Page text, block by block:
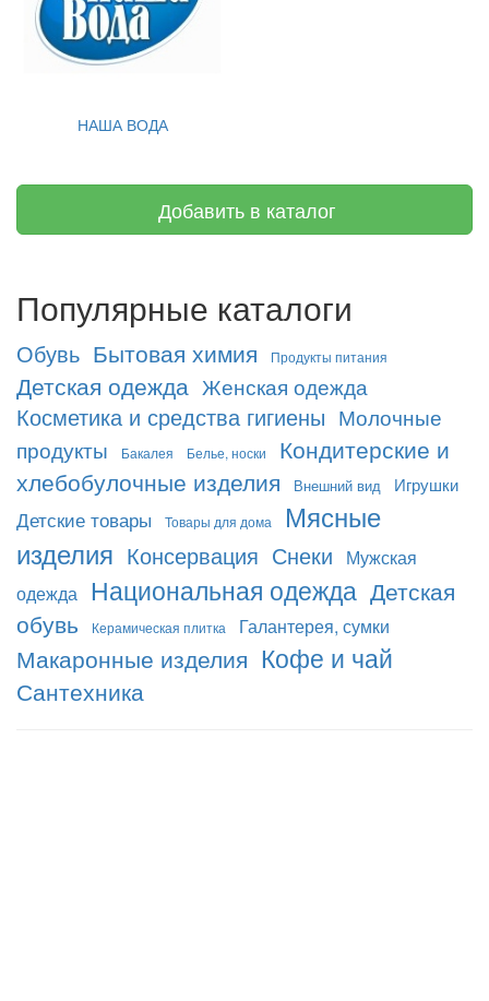
НАША ВОДА
Добавить в каталог
Популярные каталоги
Обувь Бытовая химия Продукты питания
Детская одежда Женская одежда
Косметика и средства гигиены Молочные
продукты
Бакалея Белье, носки
Кондитерские и
хлебобулочные изделия
Внешний вид Игрушки
Детские товары Товары для дома
Мясные
изделия Консервация Снеки
Мужская
одежда
Национальная одежда Детская
обувь
Керамическая плитка Галантерея, сумки
Макаронные изделия Кофе и чай
Сантехника